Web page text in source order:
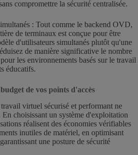
compromettre la sécurité centralisée.
: Tout comme le backend OVD,
de terminaux est conçue pour être
d'utilisateurs simultanés plutôt qu'une
de manière significative le nombre
les environnements basés sur le travail
éducatifs.
de vos points d'accès
virtuel sécurisé et performant ne
choisissant un système d'exploitation
réalisent des économies vérifiables
inutiles de matériel, en optimisant
une posture de sécurité